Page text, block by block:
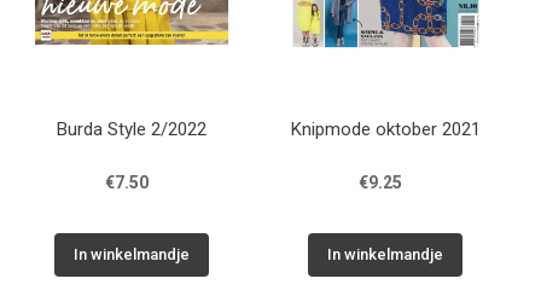
Burda Style 2/2022
€7.50
In winkelmandje
Knipmode oktober 2021
€9.25
In winkelmandje